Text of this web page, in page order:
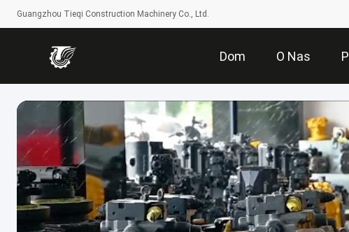
Guangzhou Tieqi Construction Machinery Co., Ltd.
Dom O Nas